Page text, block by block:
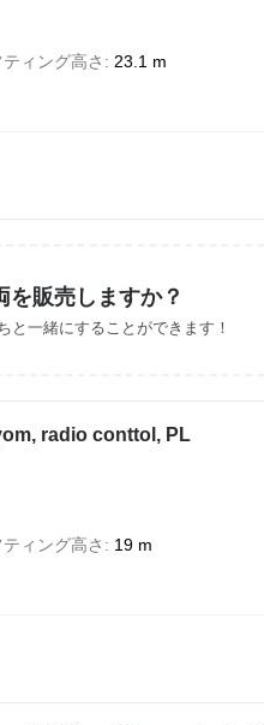
ティング高さ 23.1 m
を販売しますか？
と一緒にすることができます！
radio conttol, PL
ティング高さ 19 m